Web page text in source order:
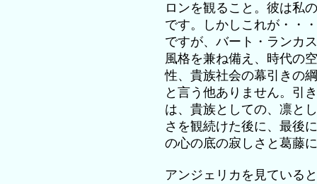
ロンを観ること。彼は私
です。しかしこれが・・
ですが、バート・ランカ
風格を兼ね備え、時代の
性、貴族社会の幕引きの
と言う他ありません。引
は、貴族としての、凛と
さを観続けた後に、最後
の心の底の寂しさと葛藤
アンジェリカを見ている